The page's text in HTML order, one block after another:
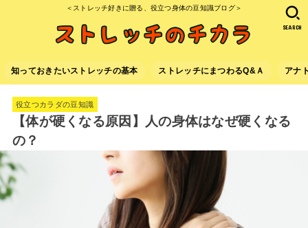
＜ストレッチ好きに贈る、役立つ身体の豆知識ブログ＞
知っておきたいストレッチの基本 ストレッチにまつわるQ&Ａ アナ
SEARCH
役立つカラダの豆知識
【体が硬くなる原因】人の身体はなぜ硬くなる
の？